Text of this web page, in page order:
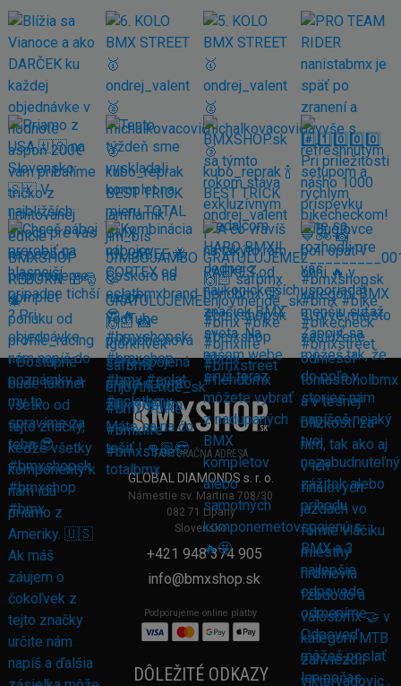
FAKTURAČNÁ ADRESA
GLOBAL DIAMONDS s. r. o.
Námestie sv. Martina 708/30
082 71 Lipany
Slovensko
+421 948 374 905
info@bmxshop.sk
Podporujeme online platby
DÔLEŽITÉ ODKAZY